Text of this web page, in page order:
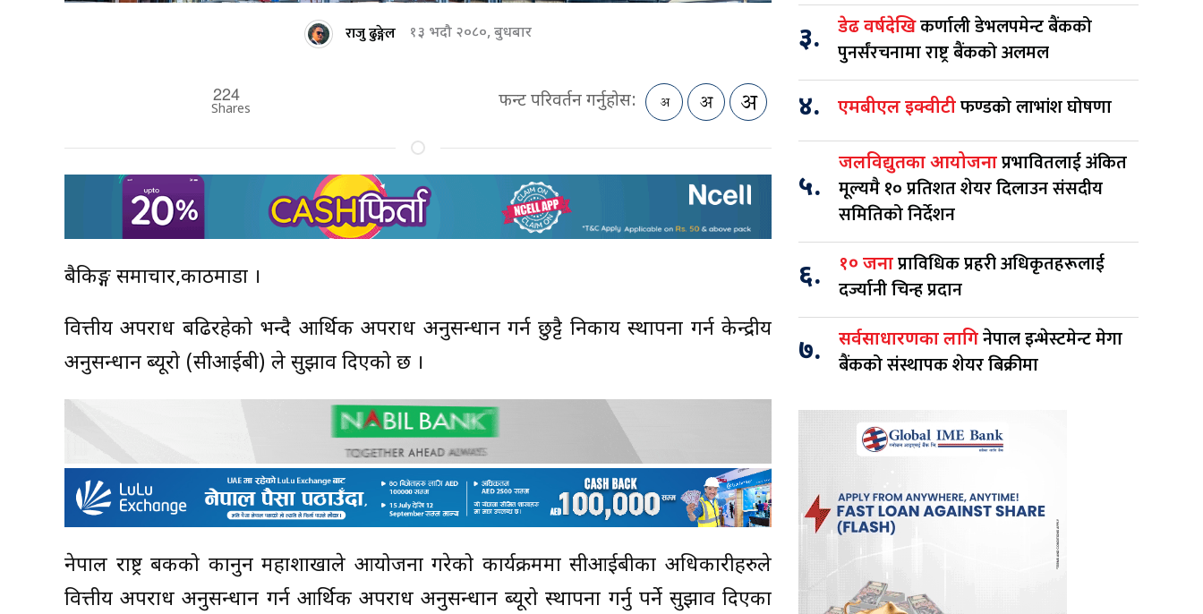
राजु ढुङ्गेल १३ भदौ २०८०, बुधबार
224
Shares फन्ट परिवर्तन गर्नुहोस:
बैकिङ्ग समाचार,काठमाडौं ।
वित्तीय अपराध बढिरहेको भन्दै आर्थिक अपराध अनुसन्धान गर्न छुट्टै निकाय स्थापना गर्न केन्द्रीय
अनुसन्धान ब्यूरो (सीआईबी) ले सुझाव दिएको छ ।
नेपाल राष्ट्र बैंकको कानुन महाशाखाले आयोजना गरेको कार्यक्रममा सीआईबीका अधिकारीहरुले
वित्तीय अपराध अनुसन्धान गर्न आर्थिक अपराध अनुसन्धान ब्यूरो स्थापना गर्नु पर्ने सुझाव दिएका
३. डेढ वर्षदेखिकर्णाली डेभलपमेन्ट बैंकको
पुनर्संरचनामा राष्ट्र बैंकको अलमल
४. एमबीएल इक्वीटीफण्डको लाभांश घोषणा
५.
जलविद्युतका आयोजनाप्रभावितलाई अंकित
मूल्यमै १० प्रतिशत शेयर दिलाउन संसदीय
समितिको निर्देशन
६. १० जनाप्राविधिक प्रहरी अधिकृतहरूलाई
दर्ज्यानी चिन्ह प्रदान
७. सर्वसाधारणका लागिनेपाल इन्भेस्टमेन्ट मेगा
बैंकको संस्थापक शेयर बिक्रीमा